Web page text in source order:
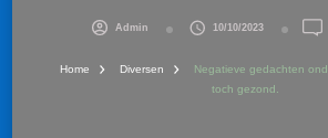
Admin 10/10/2023
Home Diversen
Negatieve gedachten
toch gezond.